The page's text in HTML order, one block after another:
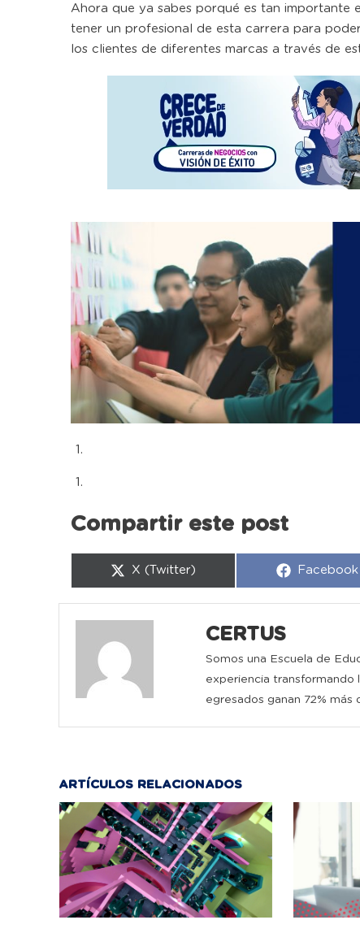
Ahora que ya sabes porqué es tan importante
tener un profesional de esta carrera para
los clientes de diferentes marcas a través de
Compartir este post
Compartir
X (Twitter)
Compartir
Facebook
CERTUS
Somos una Escuela de
experiencia transformando
egresados ganan 72% más
ARTÍCULOS RELACIONADOS